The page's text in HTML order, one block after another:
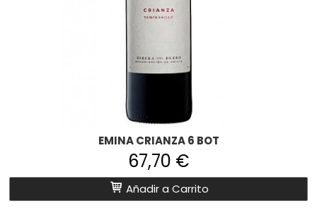
EMINA CRIANZA 6 BOT
67,70 €
Añadir a Carrito